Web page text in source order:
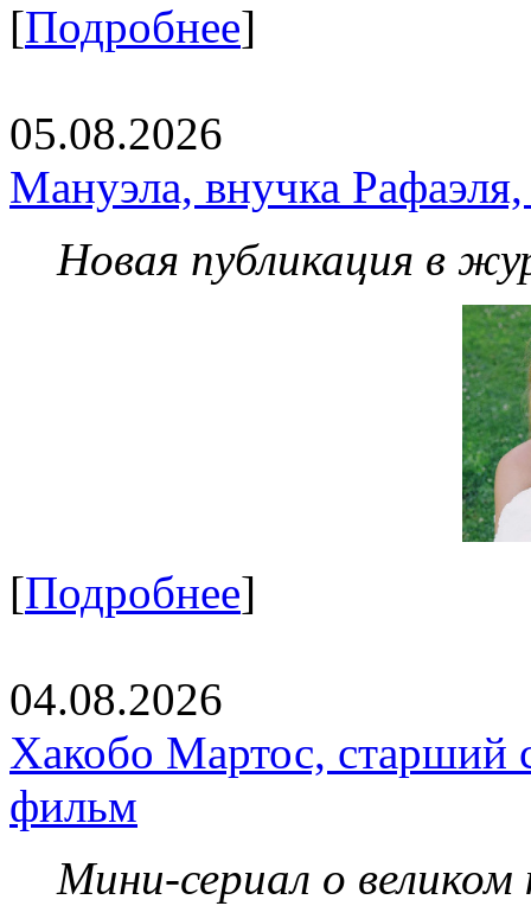
[Подробнее]
05.08.2026
Мануэла, внучка
Новая публикация в
[Подробнее]
04.08.2026
Хакобо Мартос, старший
фильм
Мини-сериал о великом